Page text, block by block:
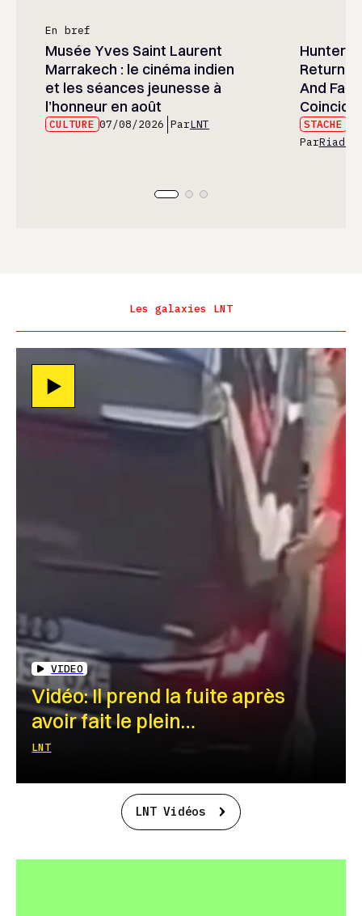
En bref
Musée Yves Saint Laurent
Marrakech : le cinéma indien
et les séances jeunesse à
l’honneur en août
CULTURE 07/08/2026 ParLNT
Hunter
And
STACHE
ParRiad
Les galaxies LNT
VIDEO
Vidéo: Il prend la fuite après
avoir fait le plein…
LNT
LNT Vidéos